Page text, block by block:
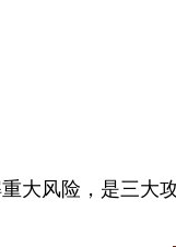
大风险，是三大